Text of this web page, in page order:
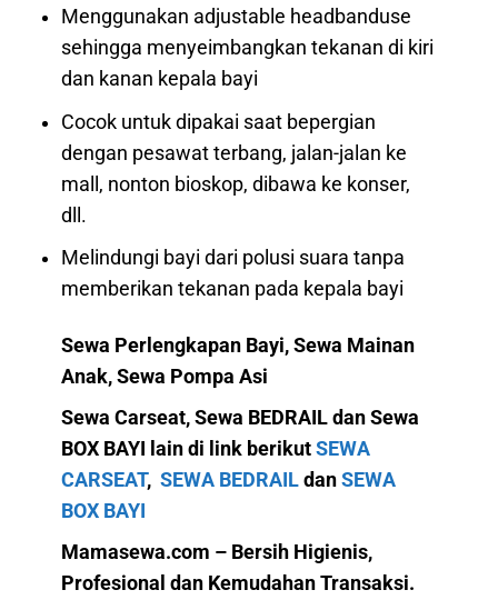
Menggunakan adjustable headbanduse
sehingga menyeimbangkan tekanan di kiri
dan kanan kepala bayi
Cocok untuk dipakai saat bepergian
dengan pesawat terbang, jalan-jalan ke
mall, nonton bioskop, dibawa ke konser,
dll.
Melindungi bayi dari polusi suara tanpa
memberikan tekanan pada kepala bayi
Sewa Perlengkapan Bayi, Sewa Mainan
Anak, Sewa Pompa Asi
Sewa Carseat, Sewa BEDRAIL dan Sewa
BOX BAYI lain di link berikutSEWA
CARSEAT,SEWA BEDRAIL danSEWA
BOX BAYI
Mamasewa.com – Bersih Higienis,
Profesional dan Kemudahan Transaksi.